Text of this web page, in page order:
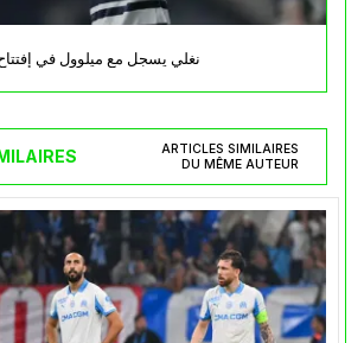
نغلي يسجل مع ميلوول في
ARTICLES SIMILAIRES
DU MÊME AUTEUR